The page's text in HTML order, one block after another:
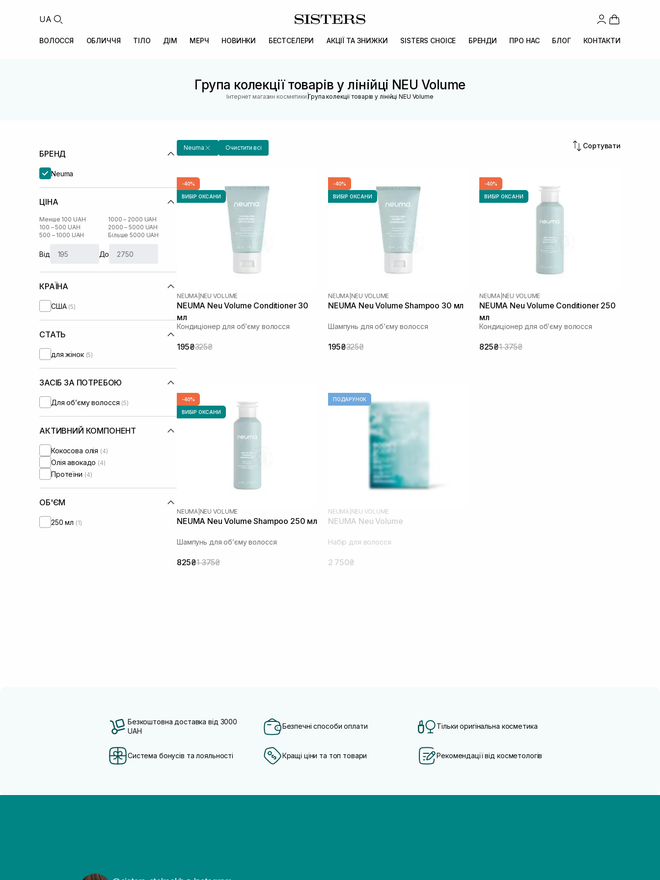
UA
ВОЛОССЯ ОБЛИЧЧЯ ТІЛО ДІМ МЕРЧ НОВИНКИ БЕСТСЕЛЕРИ АКЦІЇ ТА ЗНИЖКИ SISTERS CHOICE БРЕНДИ ПРО НАС БЛОГ КОНТАКТИ
Група колекції товарів у лінійці NEU Volume
Інтернет магазин косметики |Група колекції товарів у лінійці NEU Volume
БРЕНД
Neuma
ЦІНА
Менше 100 UAH
100 – 500 UAH
500 – 1000 UAH
1000 – 2000 UAH
2000 – 5000 UAH
Більше 5000 UAH
Від До
КРАЇНА
США (5)
СТАТЬ
для жінок (5)
ЗАСІБ ЗА ПОТРЕБОЮ
Для обʼєму волосся (5)
АКТИВНИЙ КОМПОНЕНТ
Кокосова олія (4)
Олія авокадо (4)
Протеїни (4)
ОБ'ЄМ
250 мл (1)
Neuma Очистити всі Сортувати
-40%
ВИБІР ОКСАНИ
NEUMA NEU VOLUME
NEUMA Neu Volume Conditioner 30
мл
Кондиціонер для обʼєму волосся
195₴325₴
-40%
ВИБІР ОКСАНИ
NEUMA NEU VOLUME
NEUMA Neu Volume Shampoo 30 мл
Шампунь для обʼєму волосся
195₴325₴
-40%
ВИБІР ОКСАНИ
NEUMA NEU VOLUME
NEUMA Neu Volume Conditioner 250
мл
Кондиціонер для обʼєму волосся
825₴1 375₴
-40%
ВИБІР ОКСАНИ
NEUMA NEU VOLUME
NEUMA Neu Volume Shampoo 250 мл
Шампунь для обʼєму волосся
825₴1 375₴
ПОДАРУНОК
NEUMA NEU VOLUME
NEUMA Neu Volume
Набір для волосся
2 750₴
Безкоштовна доставка від 3000
UAH
Безпечні способи оплати Тільки оригінальна косметика
Система бонусів та лояльності Кращі ціни та топ товари Рекомендації від косметологів